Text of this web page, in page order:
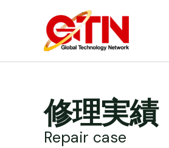
修理実績
Repair case